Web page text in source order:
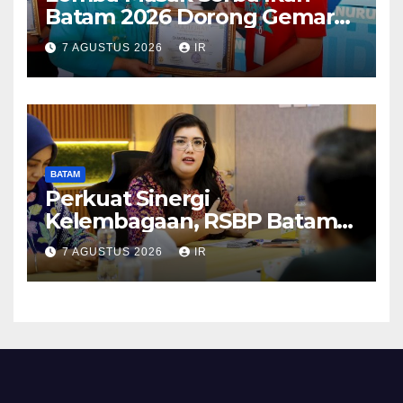
Batam 2026 Dorong Gemar
Makan Ikan
7 AGUSTUS 2026 IR
BATAM
Perkuat Sinergi
Kelembagaan, RSBP Batam
dan BPOM Pastikan
Pelayanan dan Ketersediaan
Obat Aman
7 AGUSTUS 2026 IR